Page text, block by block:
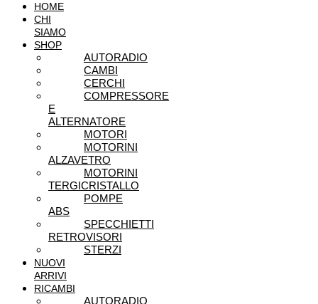
HOME
CHI
SIAMO
SHOP
AUTORADIO
CAMBI
CERCHI
COMPRESSORE
E
ALTERNATORE
MOTORI
MOTORINI
ALZAVETRO
MOTORINI
TERGICRISTALLO
POMPE
ABS
SPECCHIETTI
RETROVISORI
STERZI
NUOVI
ARRIVI
RICAMBI
AUTORADIO